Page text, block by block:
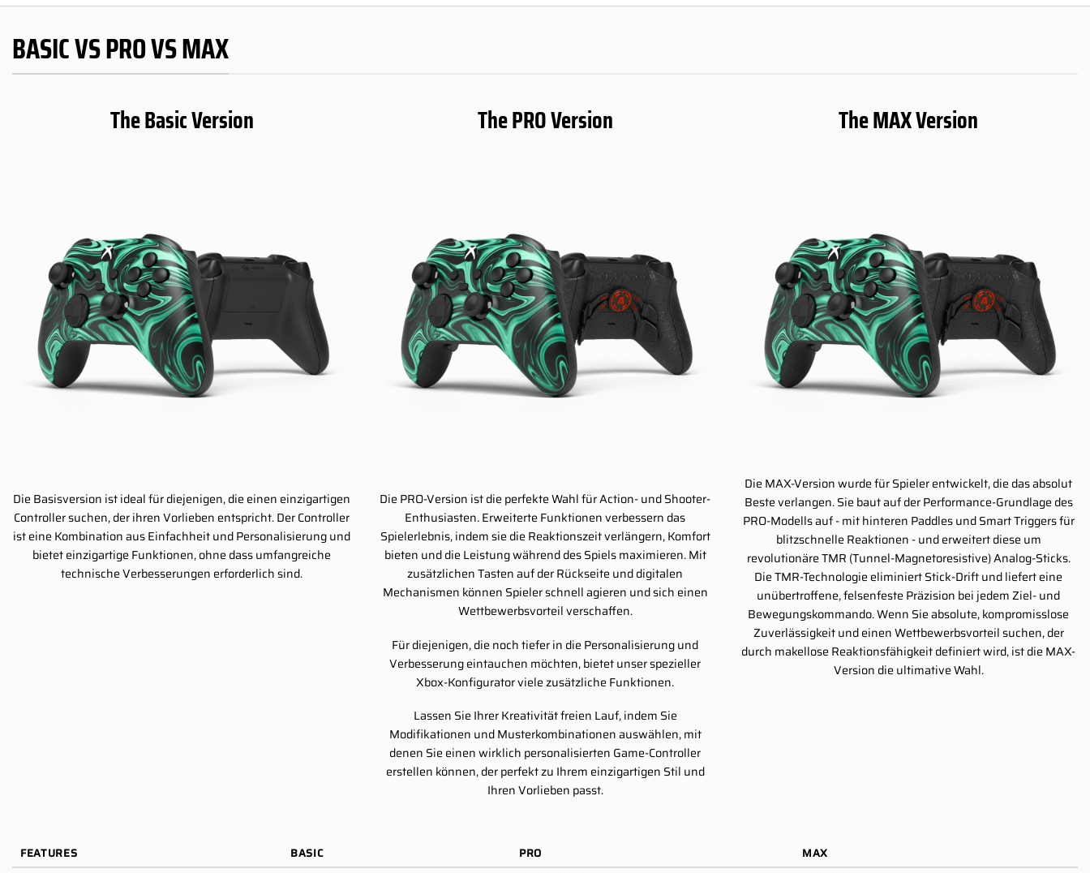
BASIC VS PRO VS MAX
The Basic Version
Die Basisversion ist ideal für diejenigen, die einen einzigartigen
Controller suchen, der ihren Vorlieben entspricht. Der Controller
ist eine Kombination aus Einfachheit und Personalisierung und
bietet einzigartige Funktionen, ohne dass umfangreiche
technische Verbesserungen erforderlich sind.
The PRO Version
Die PRO-Version ist die perfekte Wahl für Action- und Shooter-
Enthusiasten. Erweiterte Funktionen verbessern das
Spielerlebnis, indem sie die Reaktionszeit verlängern, Komfort
bieten und die Leistung während des Spiels maximieren. Mit
zusätzlichen Tasten auf der Rückseite und digitalen
Mechanismen können Spieler schnell agieren und sich einen
Wettbewerbsvorteil verschaffen.
Für diejenigen, die noch tiefer in die Personalisierung und
Verbesserung eintauchen möchten, bietet unser spezieller
Xbox-Konfigurator viele zusätzliche Funktionen.
Lassen Sie Ihrer Kreativität freien Lauf, indem Sie
Modifikationen und Musterkombinationen auswählen, mit
denen Sie einen wirklich personalisierten Game-Controller
erstellen können, der perfekt zu Ihrem einzigartigen Stil und
Ihren Vorlieben passt.
The MAX Version
Die MAX-Version wurde für Spieler entwickelt, die das absolut
Beste verlangen. Sie baut auf der Performance-Grundlage des
PRO-Modells auf - mit hinteren Paddles und Smart Triggers für
blitzschnelle Reaktionen - und erweitert diese um
revolutionäre TMR (Tunnel-Magnetoresistive) Analog-Sticks.
Die TMR-Technologie eliminiert Stick-Drift und liefert eine
unübertroffene, felsenfeste Präzision bei jedem Ziel- und
Bewegungskommando. Wenn Sie absolute, kompromisslose
Zuverlässigkeit und einen Wettbewerbsvorteil suchen, der
durch makellose Reaktionsfähigkeit definiert wird, ist die MAX-
Version die ultimative Wahl.
FEATURES BASIC PRO
MAX